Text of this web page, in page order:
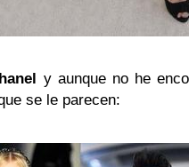
y aunque no he
se le parecen: